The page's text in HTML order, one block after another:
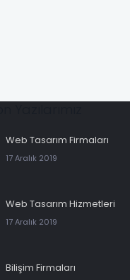
Web Tasarım Firmaları
17 Aralık 2019
Web Tasarım Hizmetleri
17 Aralık 2019
Bilişim Firmaları